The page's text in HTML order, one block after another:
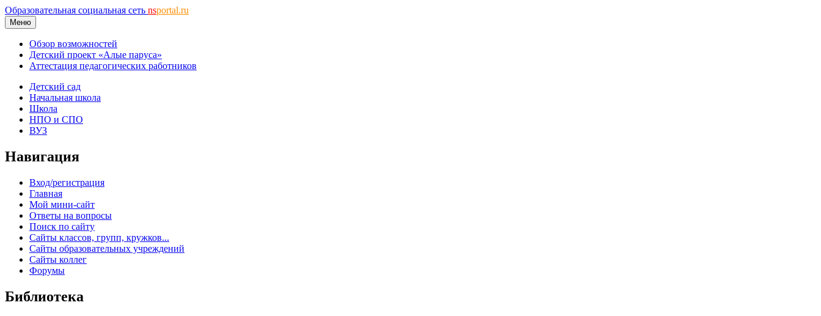
Образовательная социальная сеть nsportal.ru
Меню
Обзор возможностей
Детский проект «Алые паруса»
Аттестация педагогических работников
Детский сад
Начальная школа
Школа
НПО и СПО
ВУЗ
Навигация
Вход/регистрация
Главная
Мой мини-сайт
Ответы на вопросы
Поиск по сайту
Сайты классов, групп, кружков...
Сайты образовательных учреждений
Сайты коллег
Форумы
Библиотека